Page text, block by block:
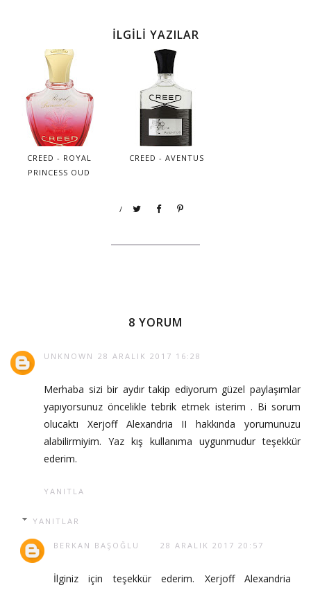
İLGİLİ YAZILAR
CREED - ROYAL
PRINCESS OUD
CREED - AVENTUS
/
8 YORUM
UNKNOWN 28 ARALIK 2017 16:28
Merhaba sizi bir aydır takip ediyorum güzel paylaşımlar
yapıyorsunuz öncelikle tebrik etmek isterim . Bi sorum
olucaktı Xerjoff Alexandria II hakkında yorumunuzu
alabilirmiyim. Yaz kış kullanıma uygunmudur teşekkür
ederim.
YANITLA
YANITLAR
BERKAN BAŞOĞLU 28 ARALIK 2017 20:57
İlginiz için teşekkür ederim. Xerjoff Alexandria